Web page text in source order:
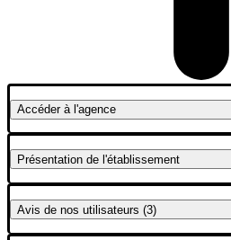
Accéderà l'agence
Présentation de l'établissement
Avis de nos utilisateurs (3)